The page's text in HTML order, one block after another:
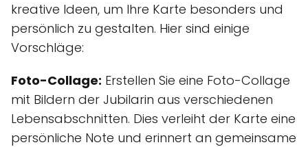
kreative Ideen, um Ihre Karte besonders und
persönlich zu gestalten. Hier sind einige
Vorschläge:
Foto-Collage: Erstellen Sie eine Foto-Collage
mit Bildern der Jubilarin aus verschiedenen
Lebensabschnitten. Dies verleiht der Karte eine
persönliche Note und erinnert an gemeinsame